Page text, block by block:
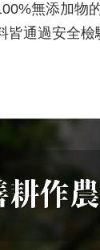
無添加物
通過安全